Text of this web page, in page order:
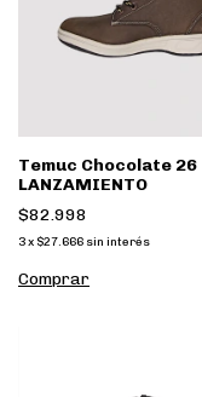
Temuc Chocolate 26
LANZAMIENTO
$82.998
3x $27.666 sin interés
Comprar